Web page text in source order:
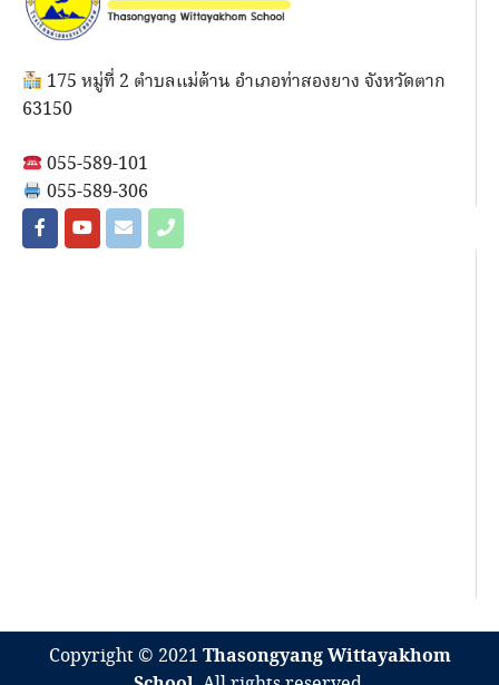
175 หมู่ที่ 2 ตำบลแม่ต้าน อำเภอท่าสองยาง จังหวัดตาก
63150
055-589-101
055-589-306
Copyright © 2021 Thasongyang Wittayakhom